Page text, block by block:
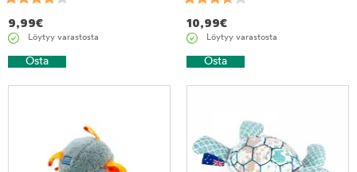
9,99€
Löytyy varastosta
Osta
10,99€
Löytyy varastosta
Osta